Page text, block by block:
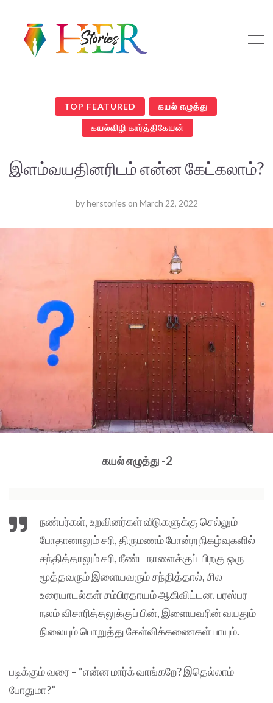
TOP FEATURED கயல் எழுத்து
கயல்விழி கார்த்திகேயன்
இளம்வயதினரிடம் என்ன கேட்கலாம்?
byherstories on March 22, 2022
கயல் எழுத்து -2
நண்பர்கள், உறவினர்கள் வீடுகளுக்கு செல்லும்
போதானாலும் சரி, திருமணம் போன்ற நிகழ்வுகளில்
சந்தித்தாலும் சரி, நீண்ட நாளைக்குப் பிறகு ஒரு
மூத்தவரும் இளையவரும் சந்தித்தால், சில
உரையாடல்கள் சம்பிரதாயம் ஆகிவிட்டன. பரஸ்பர
நலம் விசாரித்தலுக்குப் பின், இளையவரின் வயதும்
நிலையும் பொறுத்து கேள்விக்கணைகள் பாயும்.
படிக்கும் வரை – “என்ன மார்க் வாங்கறே? இதெல்லாம்
போதுமா?”